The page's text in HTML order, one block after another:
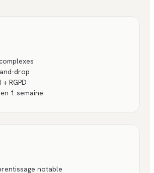
drop
RGPD
1 semaine
notable